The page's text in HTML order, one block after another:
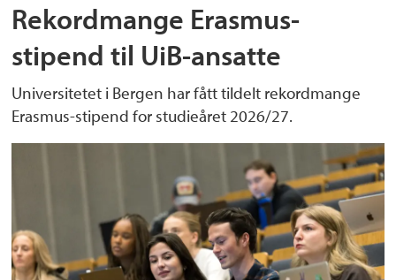
Rekordmange Erasmus-
stipend til UiB-ansatte
Universitetet i Bergen har fått tildelt rekordmange
Erasmus-stipend for studieåret 2026/27.